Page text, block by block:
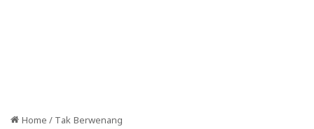
Home / Tak Berwenang